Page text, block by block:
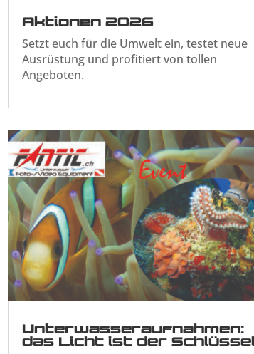
Aktionen 2026
Setzt euch für die Umwelt ein, testet neue
Ausrüstung und profitiert von tollen
Angeboten.
Unterwasseraufnahmen:
das Licht ist der